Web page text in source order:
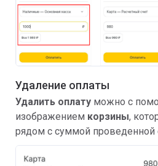
Удаление оплаты
Удалить оплату можно с
изображением корзины,
рядом с суммой проведенной